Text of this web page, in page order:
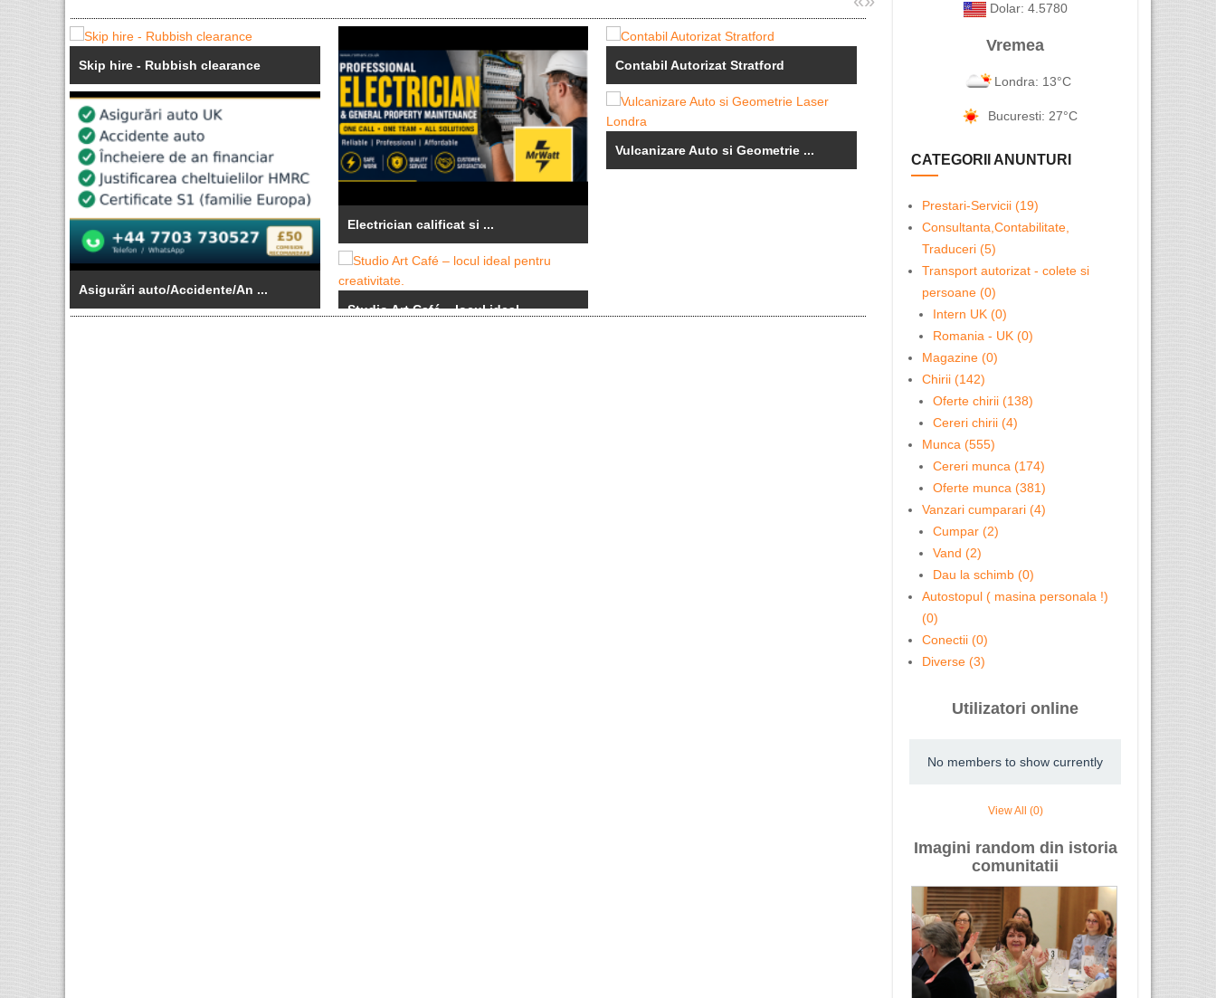
Skip hire - Rubbish clearance
Asigurări auto/Accidente/An ...
Electrician calificat si ...
Studio Art Café – locul ideal ...
Contabil Autorizat Stratford
Vulcanizare Auto si Geometrie ...
Dolar: 4.5780
Vremea
Londra: 13°C
Bucuresti: 27°C
CATEGORII ANUNTURI
Prestari-Servicii (19)
Consultanta,Contabilitate,
Traduceri (5)
Transport autorizat - colete si
persoane (0)
Intern UK (0)
Romania - UK (0)
Magazine (0)
Chirii (142)
Oferte chirii (138)
Cereri chirii (4)
Munca (555)
Cereri munca (174)
Oferte munca (381)
Vanzari cumparari (4)
Cumpar (2)
Vand (2)
Dau la schimb (0)
Autostopul ( masina personala !)
(0)
Conectii (0)
Diverse (3)
Utilizatori online
No members to show currently
View All (0)
Imagini random din istoria
comunitatii